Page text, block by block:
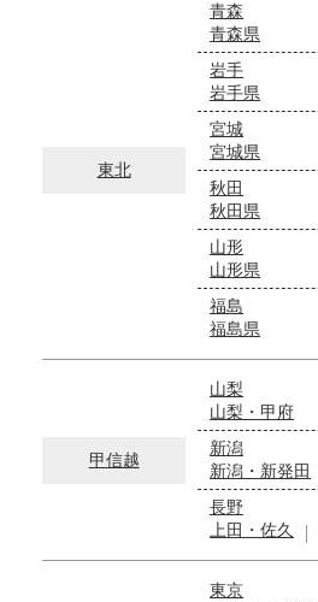
東北
青森
青森県
岩手
岩手県
宮城
宮城県
秋田
秋田県
山形
山形県
福島
福島県
甲信越
山梨
山梨・甲府
新潟
新潟・新発田
長野
上田・佐久
東京